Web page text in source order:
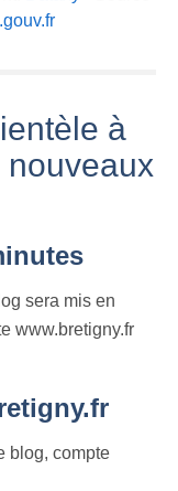
à
nouveaux
sera mis en
www.bretigny.fr
blog, compte